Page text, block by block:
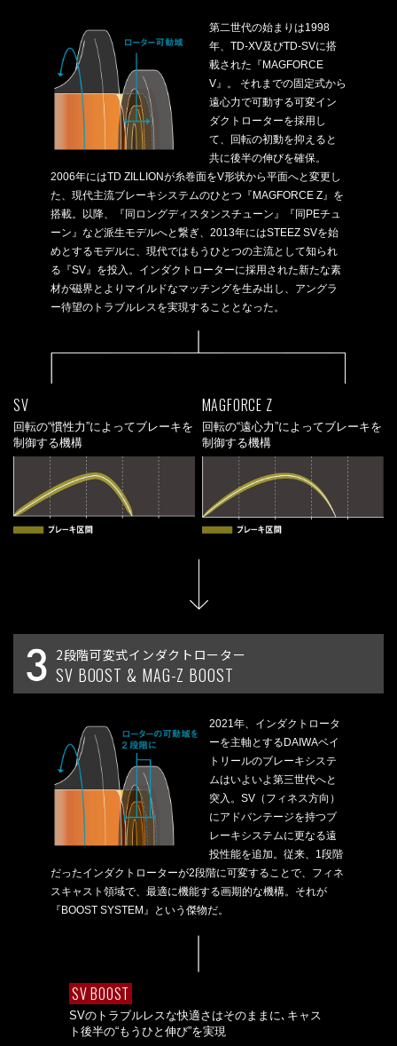
第二世代の始まりは1998
年、TD-XV及びTD-SVに搭
載された『MAGFORCE
V』。 それまでの固定式から
遠心力で可動する可変イン
ダクトローターを採用し
て、回転の初動を抑えると
共に後半の伸びを確保。
2006年にはTD ZILLIONが糸巻面をV形状から平面へと変更し
た、現代主流ブレーキシステムのひとつ『MAGFORCE Z』を
搭載。以降、『同ロングディスタンスチューン』『同PEチュ
ーン』など派生モデルへと繋ぎ、2013年にはSTEEZ SVを始
めとするモデルに、現代ではもうひとつの主流として知られ
る『SV』を投入。インダクトローターに採用された新たな素
材が磁界とよりマイルドなマッチングを生み出し、アングラ
ー待望のトラブルレスを実現することとなった。
SV
回転の“慣性力”によってブレーキを
制御する機構
MAGFORCE Z
回転の“遠心力”によってブレーキを
制御する機構
2段階可変式インダクトローター
SV BOOST & MAG-Z BOOST
2021年、インダクトロータ
ーを主軸とするDAIWAベイ
トリールのブレーキシステ
ムはいよいよ第三世代へと
突入。SV（フィネス方向）
にアドバンテージを持つブ
レーキシステムに更なる遠
投性能を追加。従来、1段階
だったインダクトローターが2段階に可変することで、フィネ
スキャスト領域で、最適に機能する画期的な機構。それが
『BOOST SYSTEM』という傑物だ。
SV BOOST
SVのトラブルレスな快適さはそのままに､ キャス
ト後半の“もうひと伸び”を実現